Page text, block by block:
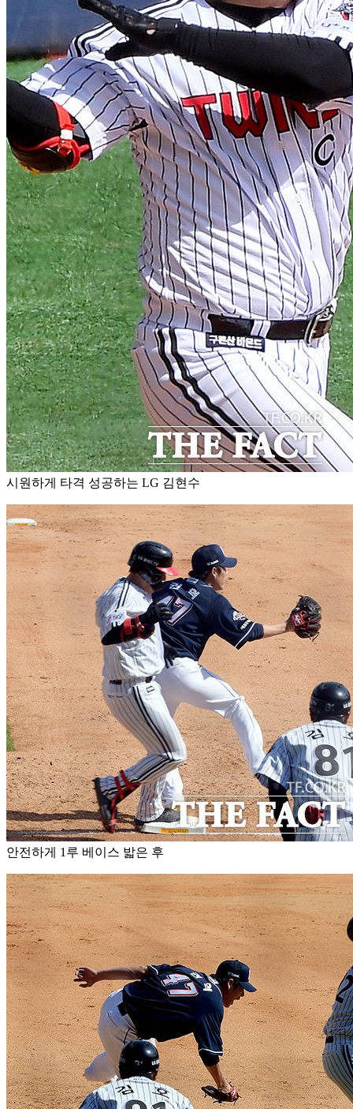
시원하게 타격 성공하는 LG 김현수
안전하게 1루 베이스 밟은 후